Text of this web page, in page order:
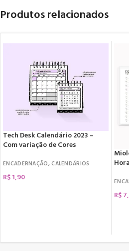
Produtos relacionados
Tech Desk Calendário 2023 –
Com variação de Cores
ENCADERNAÇÃO,CALENDÁRIOS
R$1,90
Hora
R$